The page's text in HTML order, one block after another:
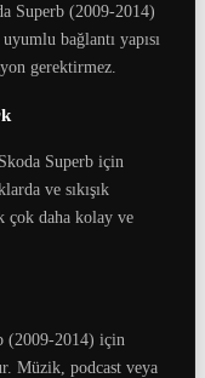
Superb (2009-2014)
bağlantı yapısı
gerektirmez.
Superb için
ve sıkışık
çok daha kolay ve
(2009-2014) için
Müzik, podcast veya